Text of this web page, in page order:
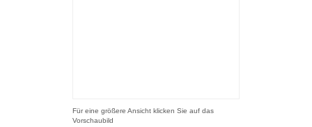
Für eine größere Ansicht klicken Sie auf das
Vorschaubild